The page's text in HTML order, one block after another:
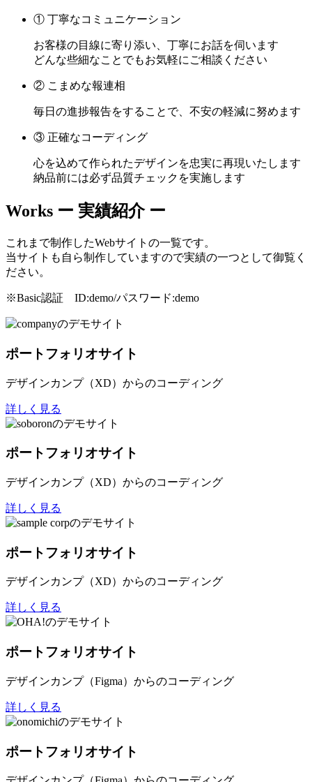
① 丁寧なコミュニケーション
お客様の目線に寄り添い、丁寧にお話を伺います
どんな些細なことでもお気軽にご相談ください
② こまめな報連相
毎日の進捗報告をすることで、不安の軽減に努めます
③ 正確なコーディング
心を込めて作られたデザインを忠実に再現いたします
納品前には必ず品質チェックを実施します
Works ー 実績紹介 ー
これまで制作したWebサイトの一覧です。
当サイトも自ら制作していますので実績の一つとして御覧く
ださい。
※Basic認証 ID:demo/パスワード:demo
ポートフォリオサイト
デザインカンプ（XD）からのコーディング
詳しく見る
ポートフォリオサイト
デザインカンプ（XD）からのコーディング
詳しく見る
ポートフォリオサイト
デザインカンプ（XD）からのコーディング
詳しく見る
ポートフォリオサイト
デザインカンプ（Figma）からのコーディング
詳しく見る
ポートフォリオサイト